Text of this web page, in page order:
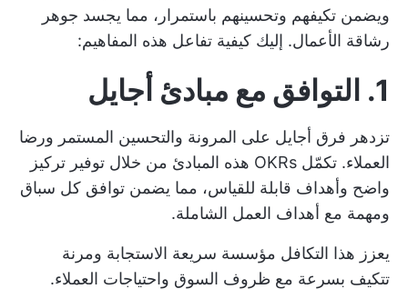
ويضمن تكيفهم وتحسينهم باستمرار، مما يجسد جوهر
رشاقة الأعمال. إليك كيفية تفاعل هذه المفاهيم:
1. التوافق مع مبادئ أجايل
تزدهر فرق أجايل على المرونة والتحسين المستمر ورضا
العملاء. تكمّل OKRs هذه المبادئ من خلال توفير تركيز
واضح وأهداف قابلة للقياس، مما يضمن توافق كل سباق
ومهمة مع أهداف العمل الشاملة.
يعزز هذا التكافل مؤسسة سريعة الاستجابة ومرنة
تتكيف بسرعة مع ظروف السوق واحتياجات العملاء.